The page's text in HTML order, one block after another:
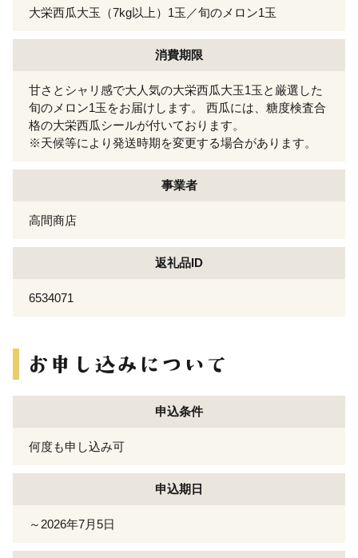
大栄西瓜大玉（7kg以上）1玉／旬のメロン1玉
消費期限
甘さとシャリ感で大人気の大栄西瓜大玉1玉と厳選した
旬のメロン1玉をお届けします。 西瓜には、糖度検査合
格の大栄西瓜シールが付いております。
※天候等により発送時期を変更する場合があります。
事業者
高間商店
返礼品ID
6534071
申込条件
何度も申し込み可
申込期日
～2026年7月5日